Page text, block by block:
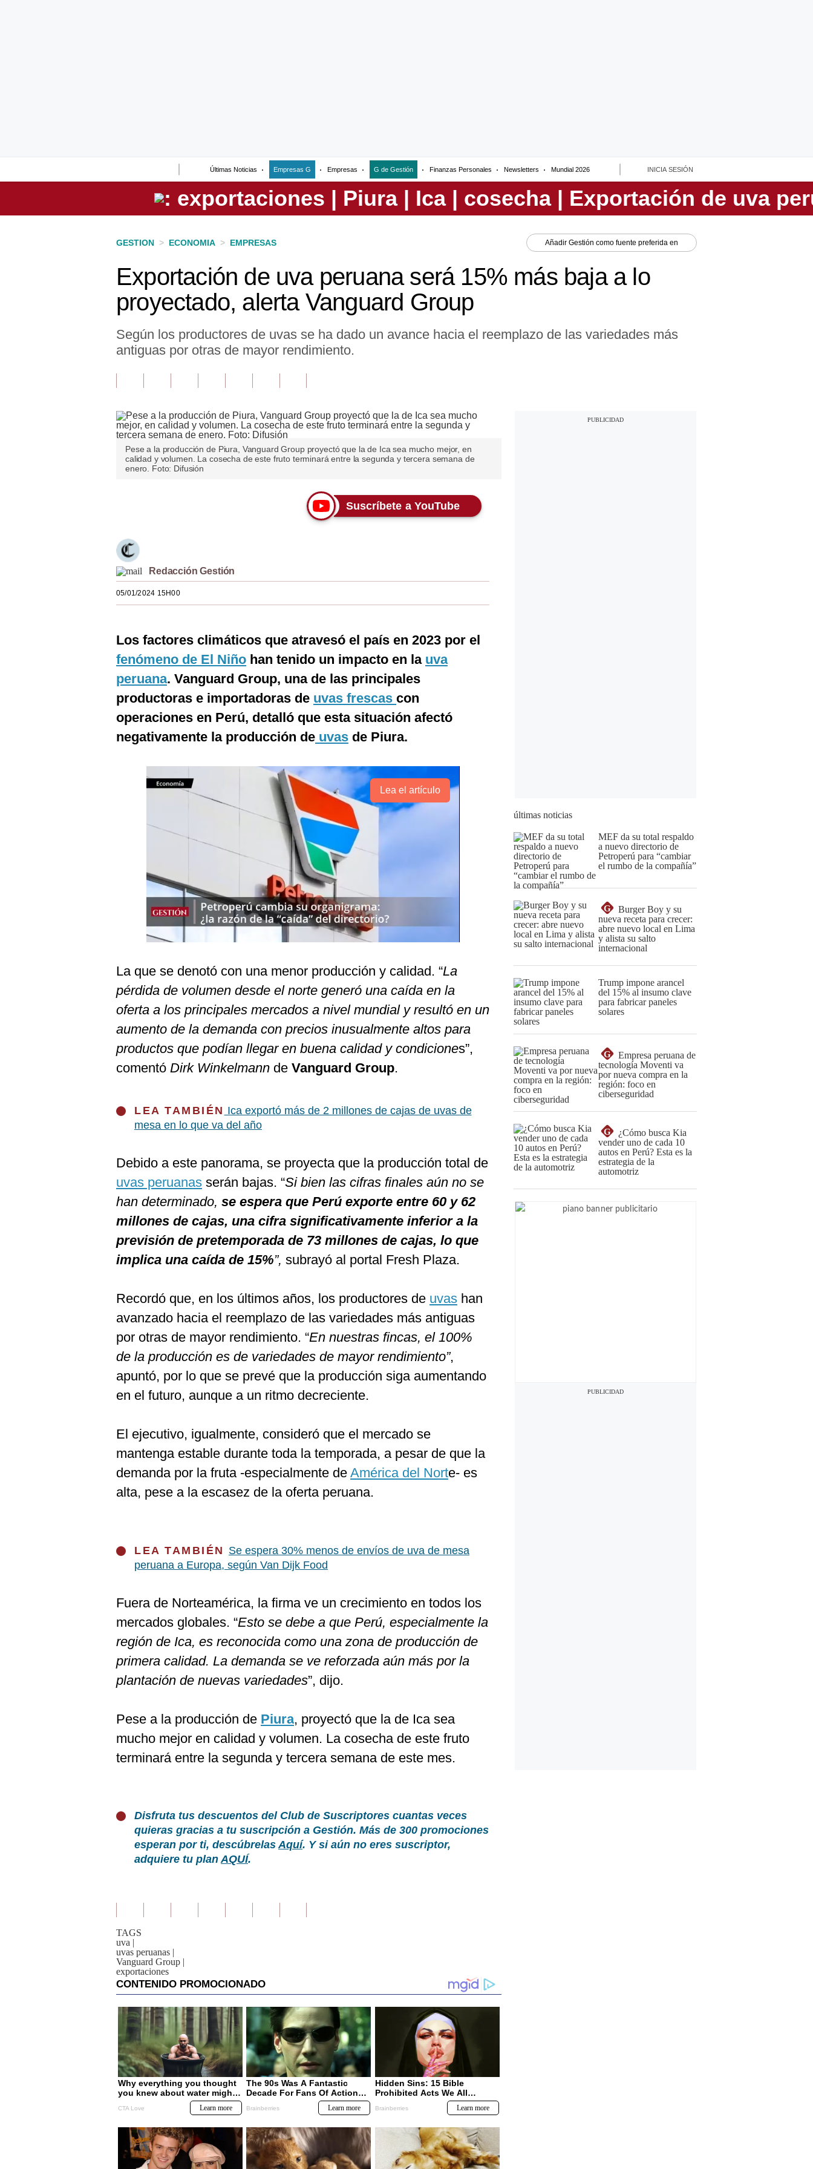
Últimas Noticias Empresas G Empresas G de Gestión Finanzas Personales Newsletters Mundial 2026 INICIA SESIÓN
Perú
GESTION > ECONOMIA > EMPRESAS Añadir Gestión como fuente preferida en
Exportación de uva peruana será 15% más baja a lo
proyectado, alerta Vanguard Group
Según los productores de uvas se ha dado un avance hacia el reemplazo de las variedades más
antiguas por otras de mayor rendimiento.
Pese a la producción de Piura, Vanguard Group proyectó que la de Ica sea mucho mejor, en
calidad y volumen. La cosecha de este fruto terminará entre la segunda y tercera semana de
enero. Foto: Difusión
Suscríbete a YouTube
Redacción Gestión
05/01/2024 15H00
Los factores climáticos que atravesó el país en 2023 por el
fenómeno de El Niño han tenido un impacto en la uva
peruana. Vanguard Group, una de las principales
productoras e importadoras de uvas frescas con
operaciones en Perú, detalló que esta situación afectó
negativamente la producción de uvas de Piura.
Lea el artículo
La que se denotó con una menor producción y calidad. “La
pérdida de volumen desde el norte generó una caída en la
oferta a los principales mercados a nivel mundial y resultó en un
aumento de la demanda con precios inusualmente altos para
productos que podían llegar en buena calidad y condiciones”,
comentó Dirk Winkelmann de Vanguard Group.
LEA TAMBIÉN Ica exportó más de 2 millones de cajas de uvas de
mesa en lo que va del año
Debido a este panorama, se proyecta que la producción total de
uvas peruanas serán bajas. “Si bien las cifras finales aún no se
han determinado, se espera que Perú exporte entre 60 y 62
millones de cajas, una cifra significativamente inferior a la
previsión de pretemporada de 73 millones de cajas, lo que
implica una caída de 15%”, subrayó al portal Fresh Plaza.
Recordó que, en los últimos años, los productores de uvas han
avanzado hacia el reemplazo de las variedades más antiguas
por otras de mayor rendimiento. “En nuestras fincas, el 100%
de la producción es de variedades de mayor rendimiento”,
apuntó, por lo que se prevé que la producción siga aumentando
en el futuro, aunque a un ritmo decreciente.
El ejecutivo, igualmente, consideró que el mercado se
mantenga estable durante toda la temporada, a pesar de que la
demanda por la fruta -especialmente de América del Norte- es
alta, pese a la escasez de la oferta peruana.
LEA TAMBIÉN Se espera 30% menos de envíos de uva de mesa
peruana a Europa, según Van Dijk Food
Fuera de Norteamérica, la firma ve un crecimiento en todos los
mercados globales. “Esto se debe a que Perú, especialmente la
región de Ica, es reconocida como una zona de producción de
primera calidad. La demanda se ve reforzada aún más por la
plantación de nuevas variedades”, dijo.
Pese a la producción de Piura, proyectó que la de Ica sea
mucho mejor en calidad y volumen. La cosecha de este fruto
terminará entre la segunda y tercera semana de este mes.
Disfruta tus descuentos del Club de Suscriptores cuantas veces
quieras gracias a tu suscripción a Gestión. Más de 300 promociones
esperan por ti, descúbrelasAquí. Y si aún no eres suscriptor,
adquiere tu planAQUÍ.
TAGS
uva |
uvas peruanas |
Vanguard Group |
exportaciones
últimas noticias
MEF da su total respaldo
a nuevo directorio de
Petroperú para “cambiar
el rumbo de la compañía”
G
Burger Boy y su
nueva receta para crecer:
abre nuevo local en Lima
y alista su salto
internacional
Trump impone arancel
del 15% al insumo clave
para fabricar paneles
solares
G
Empresa peruana de
tecnología Moventi va
por nueva compra en la
región: foco en
ciberseguridad
G
¿Cómo busca Kia
vender uno de cada 10
autos en Perú? Esta es la
estrategia de la
automotriz